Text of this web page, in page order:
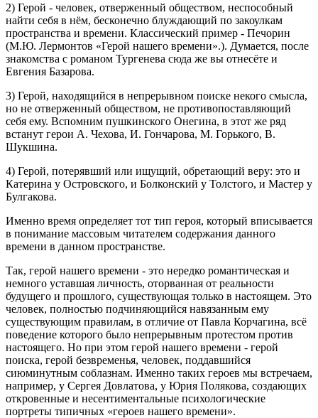
2) Герой - человек, отверженный обществом, неспособный
найти себя в нём, бесконечно блуждающий по закоулкам
пространства и времени. Классический пример - Печорин
(М.Ю. Лермонтов «Герой нашего времени».). Думается, после
знакомства с романом Тургенева сюда же вы отнесёте и
Евгения Базарова.
3) Герой, находящийся в непрерывном поиске некого смысла,
но не отверженный обществом, не противопоставляющий
себя ему. Вспомним пушкинского Онегина, в этот же ряд
встанут герои А. Чехова, И. Гончарова, М. Горького, В.
Шукшина.
4) Герой, потерявший или ищущий, обретающий веру: это и
Катерина у Островского, и Болконский у Толстого, и Мастер у
Булгакова.
Именно время определяет тот тип героя, который вписывается
в понимание массовым читателем содержания данного
времени в данном пространстве.
Так, герой нашего времени - это нередко романтическая и
немного уставшая личность, оторванная от реальности
будущего и прошлого, существующая только в настоящем. Это
человек, полностью подчиняющийся навязанным ему
существующим правилам, в отличие от Павла Корчагина, всё
поведение которого было непрерывным протестом против
настоящего. Но при этом герой нашего времени - герой
поиска, герой безвременья, человек, поддавшийся
сиюминутным соблазнам. Именно таких героев мы встречаем,
например, у Сергея Довлатова, у Юрия Полякова, создающих
откровенные и несентиментальные психологические
портреты типичных «героев нашего времени».